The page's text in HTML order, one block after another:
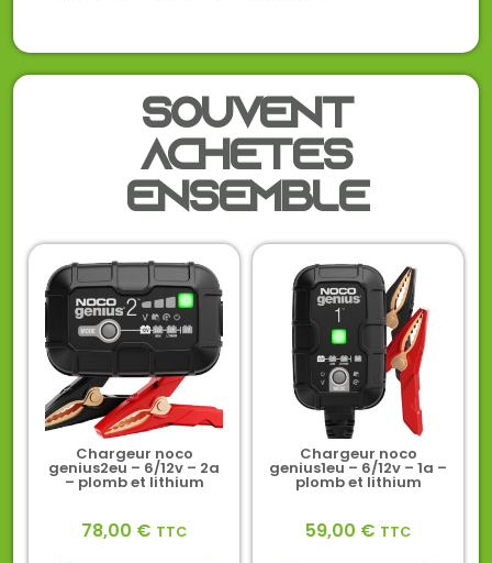
Souvent
achetés
ensemble
Chargeur noco
genius2eu – 6/12v – 2a
– plomb et lithium
78,00 € TTC
Chargeur noco
genius1eu – 6/12v – 1a –
plomb et lithium
59,00 € TTC